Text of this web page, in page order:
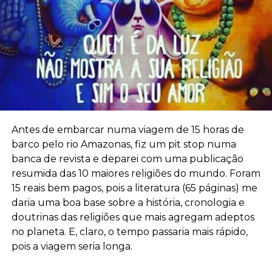
Antes de embarcar numa viagem de 15 horas de
barco pelo rio Amazonas, fiz um pit stop numa
banca de revista e deparei com uma publicação
resumida das 10 maiores religiões do mundo. Foram
15 reais bem pagos, pois a literatura (65 páginas) me
daria uma boa base sobre a história, cronologia e
doutrinas das religiões que mais agregam adeptos
no planeta. E, claro, o tempo passaria mais rápido,
pois a viagem seria longa.